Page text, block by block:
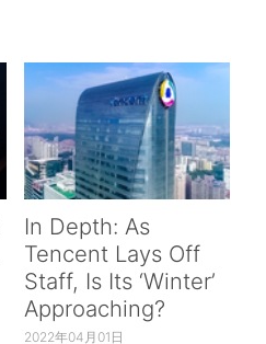
In Depth: As
Tencent Lays Off
Staff, Is Its ‘Winter’
Approaching?
2022年04月01日